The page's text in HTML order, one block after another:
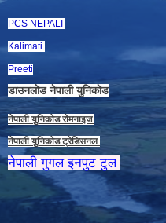
PCS NEPALI
Kalimati
Preeti
डाउनलाेड नेपाली युनिकाेड
नेपाली युनिकाेड राेमनाइज
नेपाली युनिकाेड ट्रेडिसनल
नेपाली गुगल इनपुट टुल